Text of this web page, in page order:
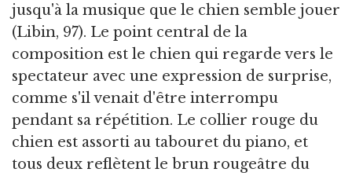
jusqu'à la musique que le chien semble jouer
(Libin, 97). Le point central de la
composition est le chien qui regarde vers le
spectateur avec une expression de surprise,
comme s'il venait d'être interrompu
pendant sa répétition. Le collier rouge du
chien est assorti au tabouret du piano, et
tous deux reflètent le brun rougeâtre du